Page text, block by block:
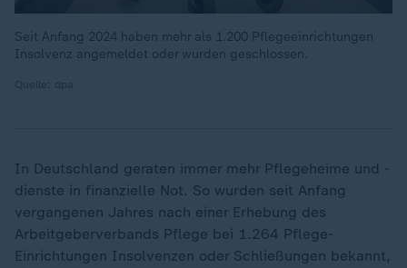
Seit Anfang 2024 haben mehr als 1.200 Pflegeeinrichtungen
Insolvenz angemeldet oder wurden geschlossen.
In Deutschland geraten immer mehr Pflegeheime und -
dienste in finanzielle Not. So wurden seit Anfang
vergangenen Jahres nach einer Erhebung des
Arbeitgeberverbands Pflege bei 1.264 Pflege-
Einrichtungen Insolvenzen oder Schließungen bekannt,